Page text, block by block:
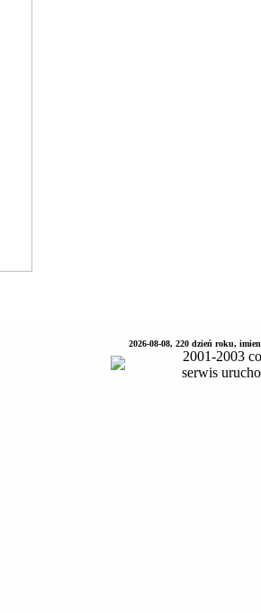
2026-08-08, 220 dzień roku,
2001-2003
serwis